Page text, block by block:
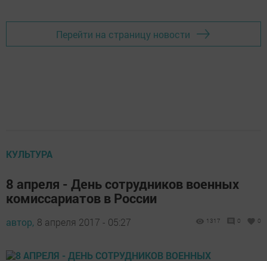
Перейти на страницу новости
КУЛЬТУРА
8 апреля - День сотрудников военных
комиссариатов в России
автор, 8 апреля 2017 - 05:27 1317 0 0